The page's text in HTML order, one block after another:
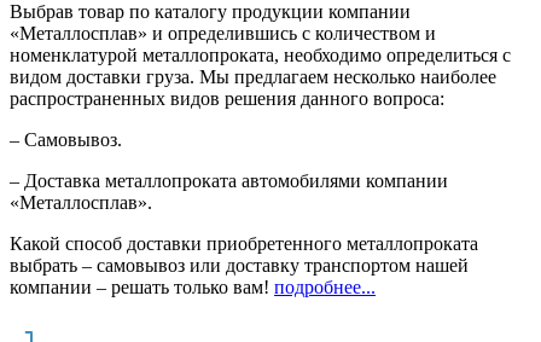
Выбрав товар по каталогу продукции компании
«Металлосплав» и определившись с количеством и
номенклатурой металлопроката, необходимо определиться с
видом доставки груза. Мы предлагаем несколько наиболее
распространенных видов решения данного вопроса:
– Самовывоз.
– Доставка металлопроката автомобилями компании
«Металлосплав».
Какой способ доставки приобретенного металлопроката
выбрать – самовывоз или доставку транспортом нашей
компании – решать только вам! подробнее...